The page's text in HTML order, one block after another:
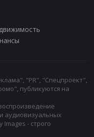
"PR", "Спецпроект",
публикуются на
аудиовизуальных
- строго